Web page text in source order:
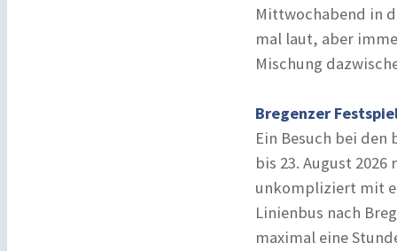
Mittwochabend in
mal laut, aber
Mischung
Bregenzer
Ein Besuch bei den
bis 23. August
unkompliziert mit
Linienbus nach
maximal eine